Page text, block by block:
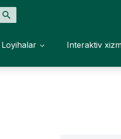
Loyihalar Interaktiv